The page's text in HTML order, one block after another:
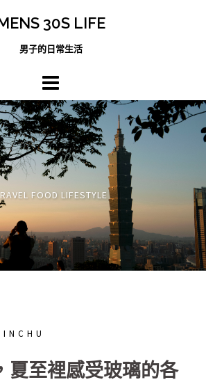
30S LIFE
男子的日常生活
FOOD LIFESTYLE
夏至裡感受玻璃的各